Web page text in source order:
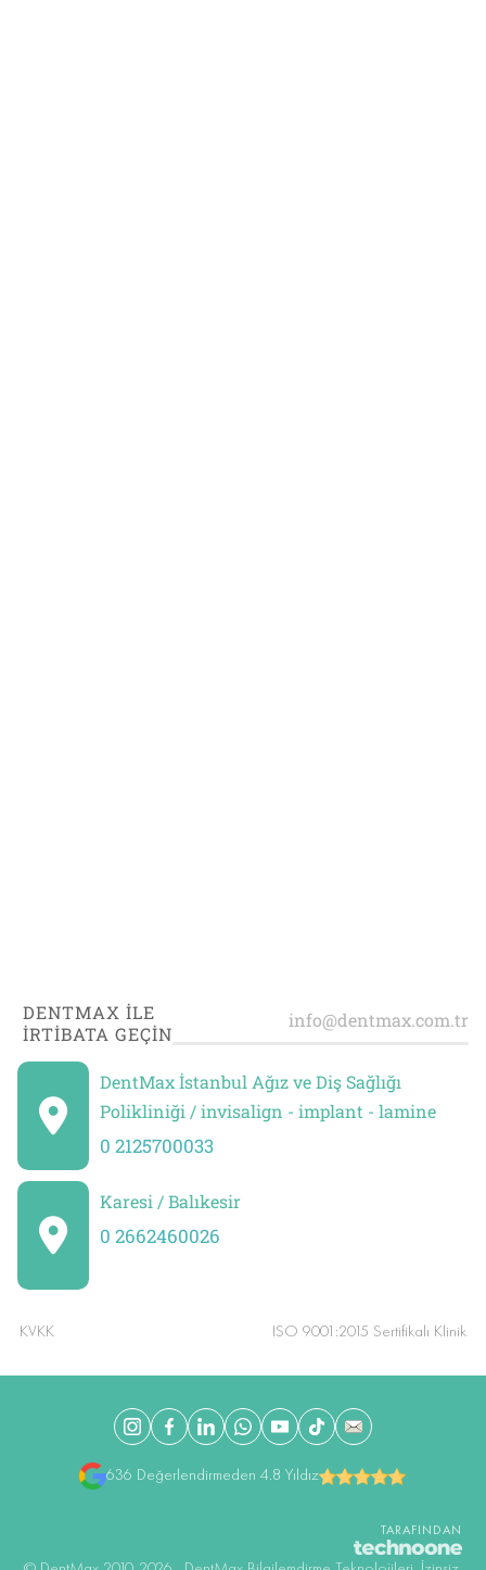
DENTMAX İLE
İRTİBATA GEÇİN
DentMax İstanbul Ağız ve Diş Sağlığı
Polikliniği / invisalign - implant - lamine
0 2125700033
Karesi / Balıkesir
0 2662460026
KVKK ISO 9001:2015 Sertifikalı Klinik
636 Değerlendirmeden 4.8 Yıldız
TARAFINDAN